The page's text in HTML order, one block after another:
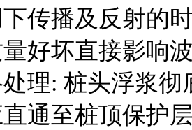
传播及反射的
好坏直接影响
理: 桩头浮浆
通至桩顶保护